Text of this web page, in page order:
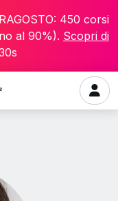
450 corsi
al 90%). Scopri di